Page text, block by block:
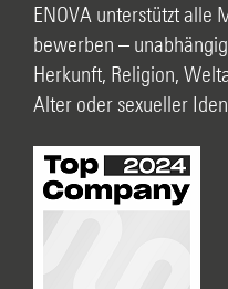
ENOVA unterstützt alle
bewerben –
Herkunft, Religion,
Alter oder sexueller